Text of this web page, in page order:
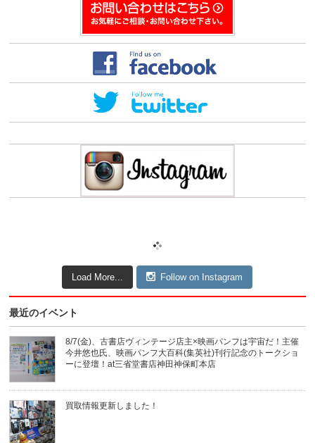
Load More... Follow on Instagram
最近のイベント
8/7(金)、古書店ヴィンテージ店主×映画パンフは宇宙だ！主催
今井悠也氏、映画パンフ大百科(集英社)刊行記念のトークショ
ーに登壇！at三省堂書店神田神保町本店
買取情報更新しました！